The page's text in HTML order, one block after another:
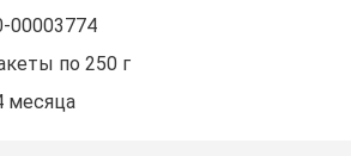
00003774
по 250 г
месяца